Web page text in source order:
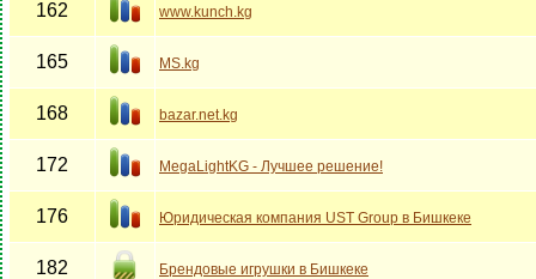
162 www.kunch.kg
165 MS.kg
168 bazar.net.kg
172 MegaLightKG - Лучшее решение!
176 Юридическая компания UST Group в Бишкеке
182 Брендовые игрушки в Бишкеке